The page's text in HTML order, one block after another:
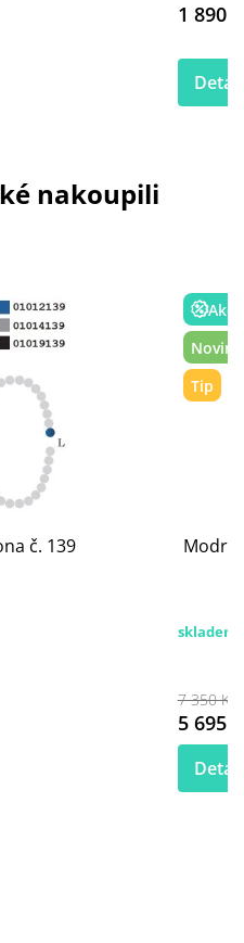
1 890
Detail
nakoupili
č. 139
Akce
Tip
Modré
skladem
7 350 Kč
5 695
Detail